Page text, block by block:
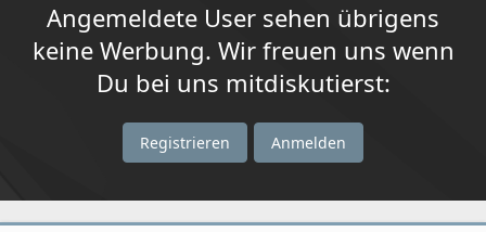
Angemeldete User sehen übrigens
keine Werbung. Wir freuen uns wenn
Du bei uns mitdiskutierst:
Registrieren Anmelden